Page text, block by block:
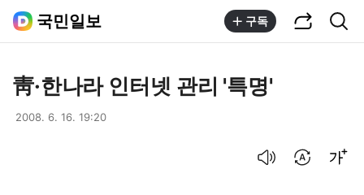
국민일보 구독
靑·한나라 인터넷 관리 '특명'
2008. 6. 16. 19:20